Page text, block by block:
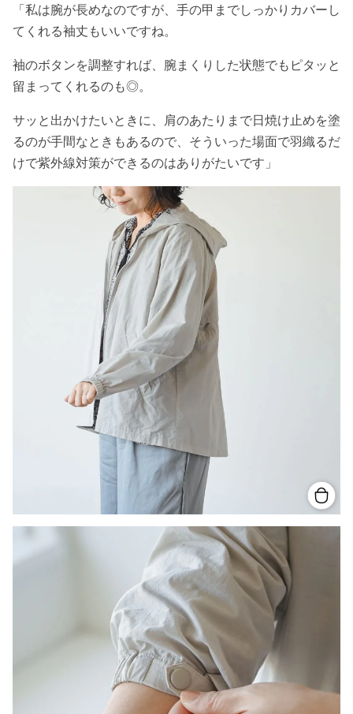
「私は腕が長めなのですが、手の甲までしっかりカバーし
てくれる袖丈もいいですね。
袖のボタンを調整すれば、腕まくりした状態でもピタッと
留まってくれるのも◎。
サッと出かけたいときに、肩のあたりまで日焼け止めを塗
るのが手間なときもあるので、そういった場面で羽織るだ
けで紫外線対策ができるのはありがたいです」